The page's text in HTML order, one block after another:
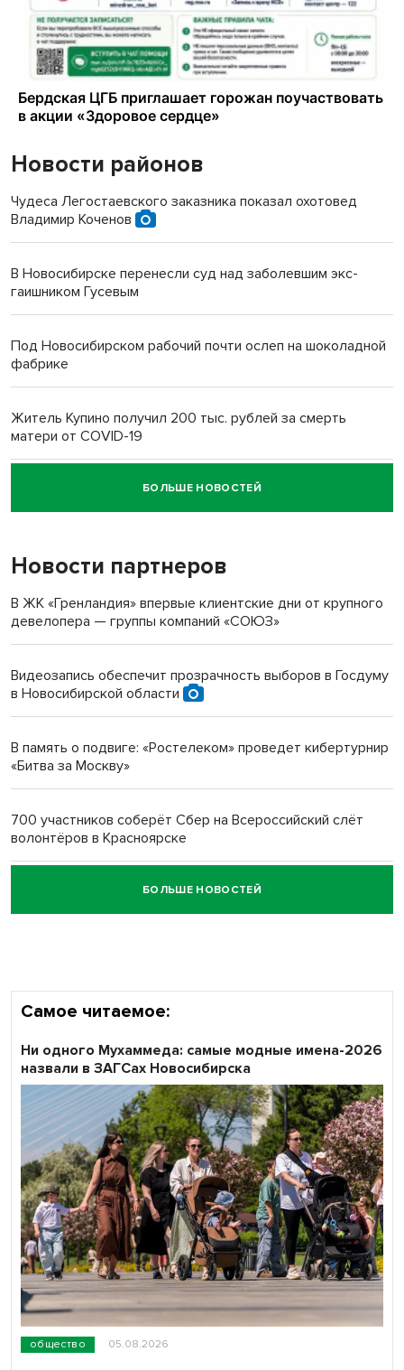
Новости районов
Чудеса Легостаевского заказника показал охотовед
Владимир Коченов
В Новосибирске перенесли суд над заболевшим экс-
гаишником Гусевым
Под Новосибирском рабочий почти ослеп на шоколадной
фабрике
Житель Купино получил 200 тыс. рублей за смерть
матери от COVID-19
Новосибирский суд наказал водителя за смерть
пенсионерки на вокзале
«Мы живём на пастбище!»: в новосибирском селе лошади
терроризируют жителей
Новосибирский преподаватель с женой вошли в топ-16
БОЛЬШЕ НОВОСТЕЙ
Новости партнеров
В ЖК «Гренландия» впервые клиентские дни от крупного
девелопера — группы компаний «СОЮЗ»
Видеозапись обеспечит прозрачность выборов в Госдуму
в Новосибирской области
В память о подвиге: «Ростелеком» проведет кибертурнир
«Битва за Москву»
700 участников соберёт Сбер на Всероссийский слёт
волонтёров в Красноярске
Честный выбор: видеонаблюдение обеспечит
объективность результатов ЕДГ в Новосибирской
БОЛЬШЕ НОВОСТЕЙ
Самое читаемое:
общество 05.08.2026
Ни одного Мухаммеда: самые модные имена-2026
назвали в ЗАГСах Новосибирска